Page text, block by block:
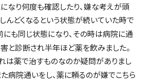
なり何度も確認したり、嫌な考えが頭
んどくなるという状態が続いていた時で
にも同じ状態になり、その時は病院に通
と診断され半年ほど薬を飲みました。
は薬で治すものなのか疑問がありまし
た病院通いをし、薬に頼るのが嫌でこちら